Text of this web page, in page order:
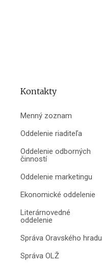
Kontakty
Menný zoznam
Oddelenie riaditeľa
Oddelenie odborných
činností
Oddelenie marketingu
Ekonomické oddelenie
Literárnovedné
oddelenie
Správa Oravského hradu
Správa OLŽ